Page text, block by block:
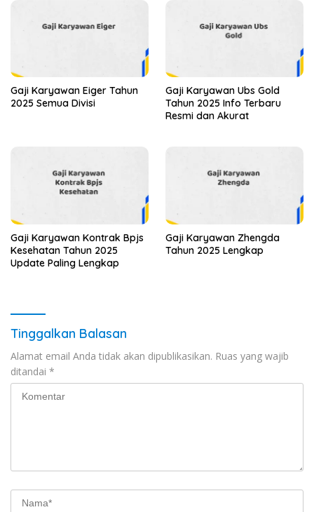
Gaji Karyawan Eiger Tahun
2025 Semua Divisi
Gaji Karyawan Ubs Gold
Tahun 2025 Info Terbaru
Resmi dan Akurat
Gaji Karyawan Kontrak Bpjs
Kesehatan Tahun 2025
Update Paling Lengkap
Gaji Karyawan Zhengda
Tahun 2025 Lengkap
Tinggalkan Balasan
Alamat email Anda tidak akan dipublikasikan. Ruas yang wajib
ditandai *